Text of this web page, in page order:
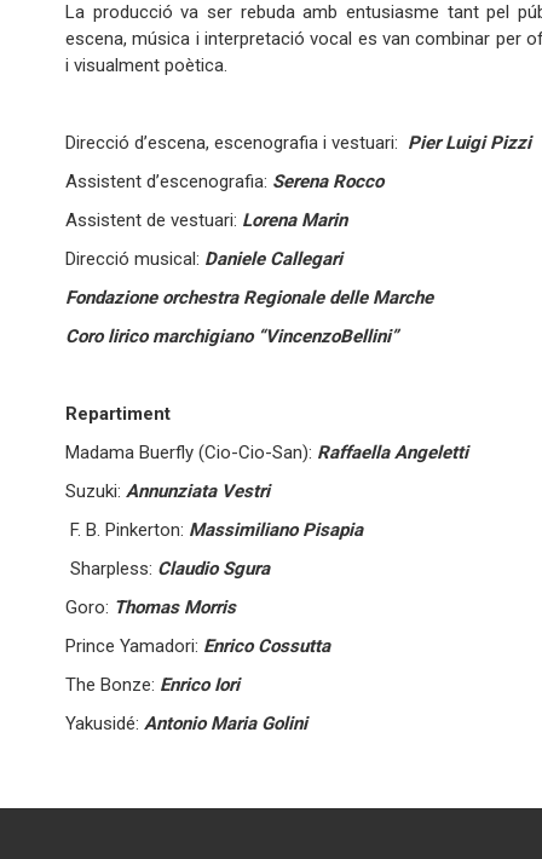
La producció va ser rebuda amb entusiasme tant pel
escena, música i interpretació vocal es van combinar per
i visualment poètica.
Direcció d’escena, escenografia i vestuari: Pier Luigi Pizzi
Assistent d’escenografia: Serena Rocco
Assistent de vestuari: Lorena Marin
Direcció musical: Daniele Callegari
Fondazione orchestra Regionale delle Marche
Coro lirico marchigiano “VincenzoBellini”
Repartiment
Madama Bu­erfly (Cio-Cio-San): Raffaella Angeletti
Suzuki:Annunziata Vestri
F. B. Pinkerton: Massimiliano Pisapia
Sharpless: Claudio Sgura
Goro: Thomas Morris
Prince Yamadori: Enrico Cossutta
The Bonze: Enrico Iori
Yakusidé:Antonio Maria Golini